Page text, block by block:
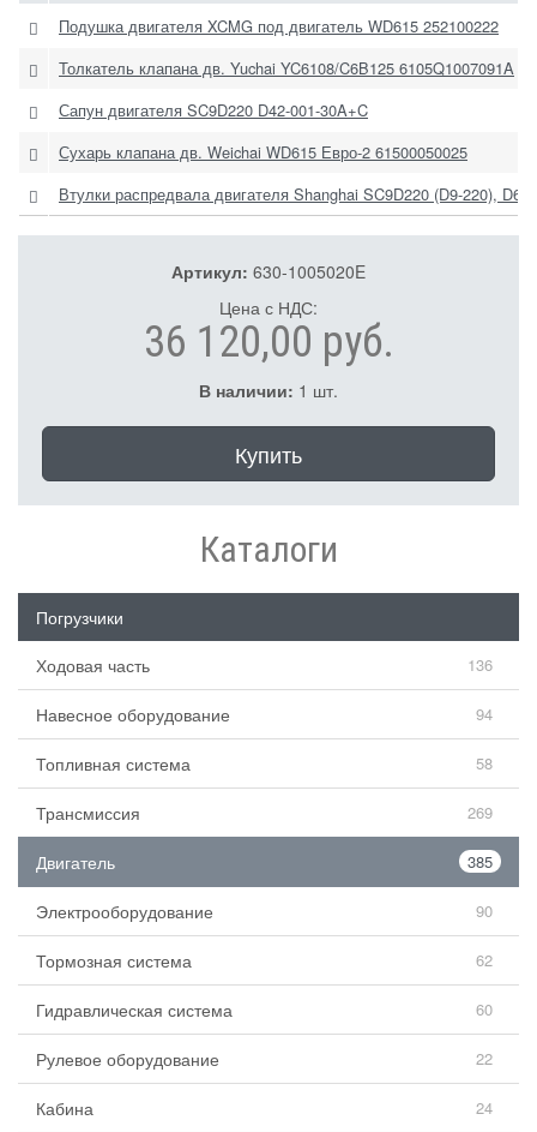
Подушка двигателя XCMG под двигатель WD615 252100222
Толкатель клапана дв. Yuchai YC6108/C6B125 6105Q1007091A
Сапун двигателя SC9D220 D42-001-30A+C
Сухарь клапана дв. Weichai WD615 Евро-2 61500050025
Втулки распредвала двигателя Shanghai SC9D220 (D9-220),
Артикул: 630-1005020E
Цена с НДС:
36 120,00 руб.
В наличии: 1 шт.
Купить
Каталоги
Погрузчики
Ходовая часть
136
Навесное оборудование 94
Топливная система 58
Трансмиссия 269
Двигатель 385
Электрооборудование 90
Тормозная система 62
Гидравлическая система 60
Рулевое оборудование 22
Кабина 24